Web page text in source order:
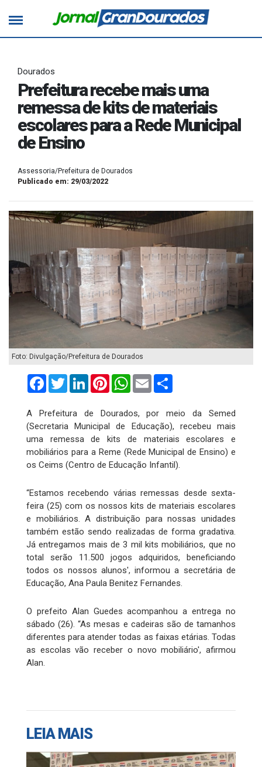
Dourados
Prefeitura recebe mais uma
remessa de kits de materiais
escolares para a Rede Municipal
de Ensino
Assessoria/Prefeitura de Dourados
Publicado em: 29/03/2022
Foto: Divulgação/Prefeitura de Dourados
FacebookTwitterLinkedInPinterestWhatsApp
Email
A Prefeitura de Dourados, por meio da Semed
(Secretaria Municipal de Educação), recebeu mais
uma remessa de kits de materiais escolares e
mobiliários para a Reme (Rede Municipal de Ensino) e
os Ceims (Centro de Educação Infantil).
“Estamos recebendo várias remessas desde sexta-
feira (25) com os nossos kits de materiais escolares
e mobiliários. A distribuição para nossas unidades
também estão sendo realizadas de forma gradativa.
Já entregamos mais de 3 mil kits mobiliários, que no
total serão 11.500 jogos adquiridos, beneficiando
todos os nossos alunos', informou a secretária de
Educação, Ana Paula Benitez Fernandes.
O prefeito Alan Guedes acompanhou a entrega no
sábado (26). “As mesas e cadeiras são de tamanhos
diferentes para atender todas as faixas etárias. Todas
as escolas vão receber o novo mobiliário', afirmou
Alan.
LEIA MAIS